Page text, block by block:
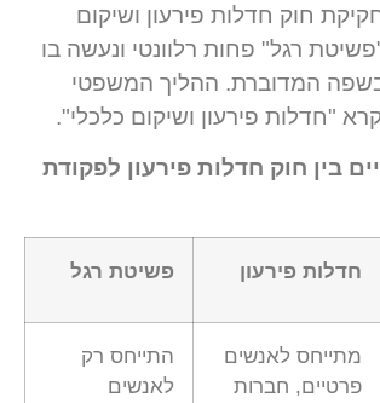
חוק חדלות פירעון ושיקום
רגל" פחות רלוונטי ונעשה בו
המדוברת. ההליך המשפטי
"חדלות פירעון ושיקום כלכלי".
בין חוק חדלות פירעון לפקודת
חדלות פירעון פשיטת רגל
מתייחס לאנשים
פרטיים, חברות
התייחס רק
לאנשים